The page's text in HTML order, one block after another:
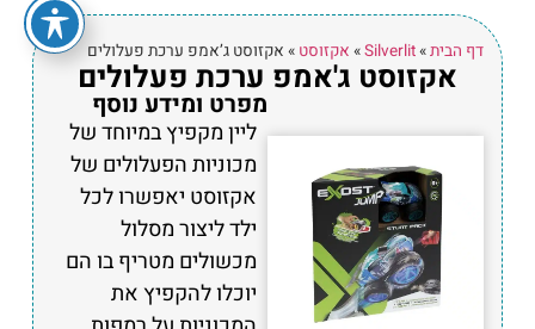
דף הבית»
Silverlit
» אקזוסט » אקזוסט ג’אמפ ערכת פעלולים
אקזוסט ג'אמפ ערכת פעלולים
מפרט ומידע נוסף
ליין מקפיץ במיוחד של
מכוניות הפעלולים של
אקזוסט יאפשרו לכל
ילד ליצור מסלול
מכשולים מטריף בו הם
יוכלו להקפיץ את